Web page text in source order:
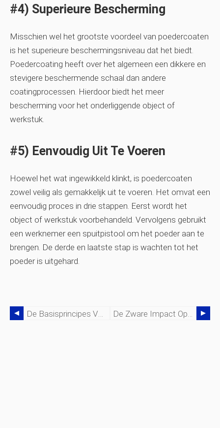
#4) Superieure Bescherming
Misschien wel het grootste voordeel van poedercoaten
is het superieure beschermingsniveau dat het biedt.
Poedercoating heeft over het algemeen een dikkere en
stevigere beschermende schaal dan andere
coatingprocessen. Hierdoor biedt het meer
bescherming voor het onderliggende object of
werkstuk.
#5) Eenvoudig Uit Te Voeren
Hoewel het wat ingewikkeld klinkt, is poedercoaten
zowel veilig als gemakkelijk uit te voeren. Het omvat een
eenvoudig proces in drie stappen. Eerst wordt het
object of werkstuk voorbehandeld. Vervolgens gebruikt
een werknemer een spuitpistool om het poeder aan te
brengen. De derde en laatste stap is wachten tot het
poeder is uitgehard.
De Basisprincipes Van Centrifugaal Gieten:wat U Moet Weten De Zware Impact Op Bewerkingstrillingen